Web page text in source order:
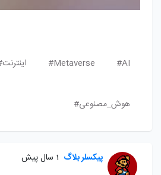
AI#
Metaverse#
هوش_مصنوعی#
پیکسلر بلاگ 1 سال پیش